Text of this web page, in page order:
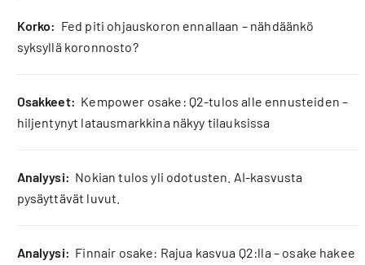
korko: Fed piti ohjauskoron ennallaan – nähdäänkö
syksyllä koronnosto?
osakkeet: Kempower osake: Q2-tulos alle ennusteiden –
hiljentynyt latausmarkkina näkyy tilauksissa
analyysi: Nokian tulos yli odotusten. AI-kasvusta
pysäyttävät luvut.
analyysi: Finnair osake: Rajua kasvua Q2:lla – osake hakee